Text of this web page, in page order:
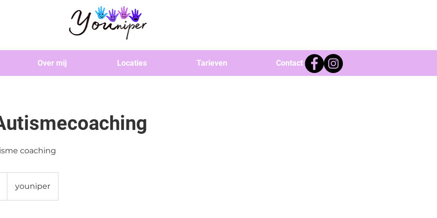
Over mij Locaties Tarieven Contact
coaching
youniper